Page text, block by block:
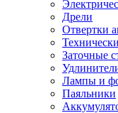
Дрели
Отвертки
Заточные
Лампы и
Паяльники